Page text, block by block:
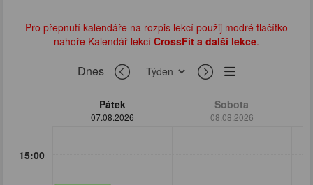
Pro přepnutí kalendáře na rozpis lekcí použij modré tlačítko
nahoře Kalendář lekcí CrossFit a další lekce.
Dnes
Pátek
07.08.2026
Sobota
08.08.2026
15:00